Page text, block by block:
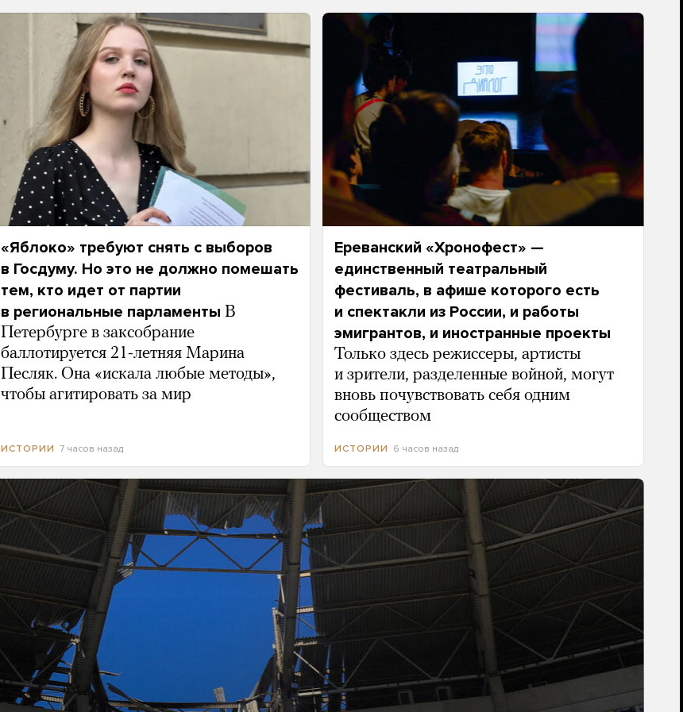
«Яблоко» требуют снять с выборов
в Госдуму. Но это не должно помешать
тем, кто идет от партии
в региональные парламенты В
Петербурге в заксобрание
баллотируется 21-летняя Марина
Песляк. Она «искала любые методы»,
чтобы агитировать за мир
ИСТОРИИ 7 часов назад
Ереванский «Хронофест» —
единственный театральный
фестиваль, в афише которого есть
и спектакли из России, и работы
эмигрантов, и иностранные проекты
Только здесь режиссеры, артисты
и зрители, разделенные войной, могут
вновь почувствовать себя одним
сообществом
ИСТОРИИ 6 часов назад